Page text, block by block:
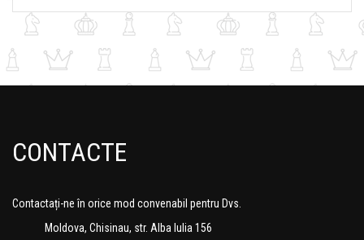
CONTACTE
Contactați-ne în orice mod convenabil pentru Dvs.
Moldova, Chisinau, str. Alba Iulia 156